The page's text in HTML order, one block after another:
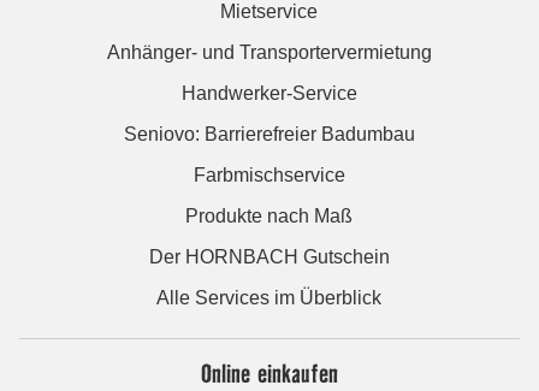
Mietservice
Anhänger- und Transportervermietung
Handwerker-Service
Seniovo: Barrierefreier Badumbau
Farbmischservice
Produkte nach Maß
Der HORNBACH Gutschein
Alle Services im Überblick
Online einkaufen